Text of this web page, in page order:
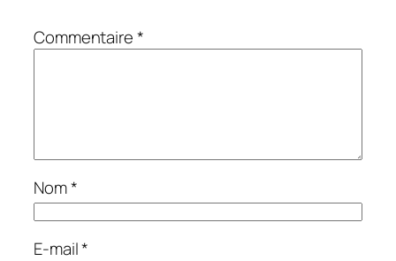
Commentaire*
Nom*
E-mail*